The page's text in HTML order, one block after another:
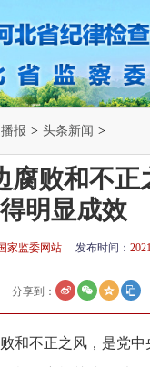
报 > 头条新闻 >
腐败和不正
得明显成效
家监委网站 发布时间：
分享到：
和不正之风，是党